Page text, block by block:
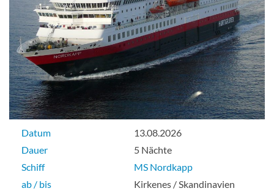
Datum
13.08.2026
Dauer
5 Nächte
Schiff
MS Nordkapp
ab / bis
Kirkenes / Skandinavien